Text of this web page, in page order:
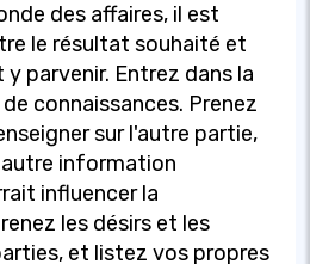
des affaires, il est
le résultat souhaité et
parvenir. Entrez dans la
connaissances. Prenez
sur l'autre partie,
information
influencer la
les désirs et les
et listez vos propres